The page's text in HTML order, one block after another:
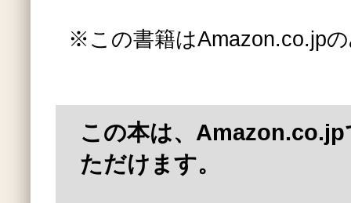
※この書籍はAmazon.co.jp
この本は、
ただけます。